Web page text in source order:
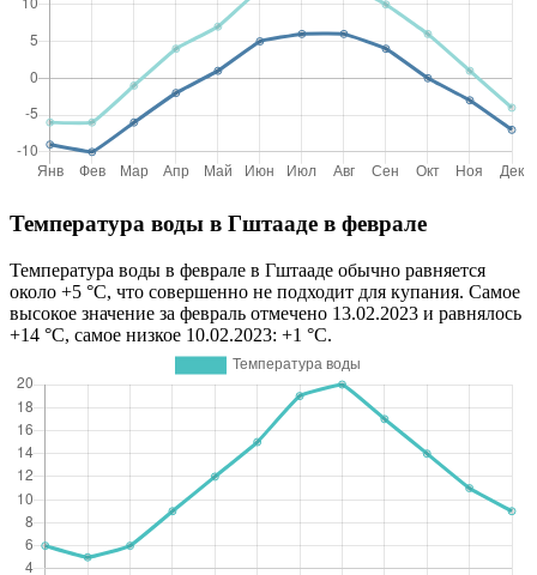
Температура воды в Гштааде в феврале
Температура воды в феврале в Гштааде обычно равняется
около +5 °C, что совершенно не подходит для купания. Самое
высокое значение за февраль отмечено 13.02.2023 и равнялось
+14 °C, самое низкое 10.02.2023: +1 °C.